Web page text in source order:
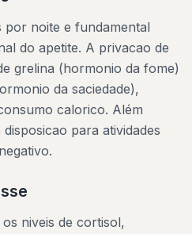
noite e fundamental
do apetite. A privacao de
grelina (hormonio da fome)
da saciedade),
calorico. Além
para atividades
niveis de cortisol,